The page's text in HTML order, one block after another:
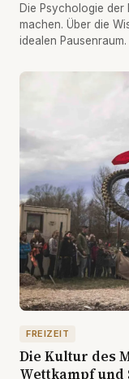
Die Psychologie der
machen. Über die
idealen Pausenraum.
FREIZEIT
Die Kultur des
Wettkampf und